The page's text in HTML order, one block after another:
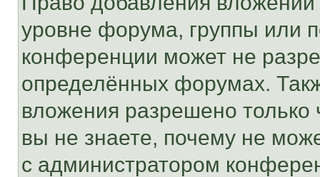
уровне форума, группы или
конференции может не
определённых форумах.
вложения разрешено
вы не знаете, почему не
с администратором